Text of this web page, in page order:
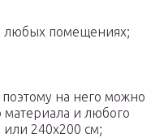
любых помещениях;
на него можно
и любого
или 240х200 см;